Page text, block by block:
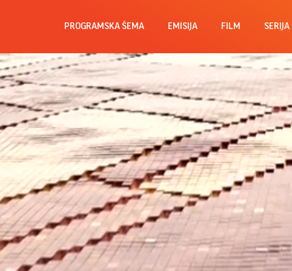
PROGRAMSKA ŠEMA EMISIJA FILM SERIJA